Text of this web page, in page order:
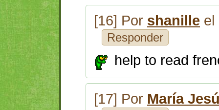
[16] Por shanille el
Responder
help to read
[17] Por María